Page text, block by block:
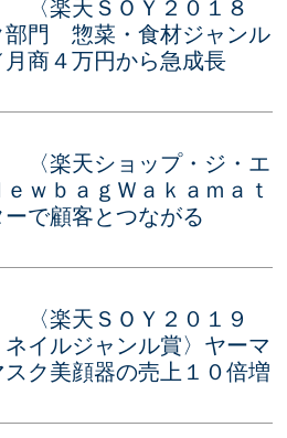
〈楽天ＳＯＹ２０１８
部門 惣菜・食材ジャンル
商４万円から急成長
〈楽天ショップ・ジ・エ
ｗｂａｇＷａｋａｍａｔ
で顧客とつながる
〈楽天ＳＯＹ２０１９
イルジャンル賞〉ヤーマ
ク美顔器の売上１０倍増